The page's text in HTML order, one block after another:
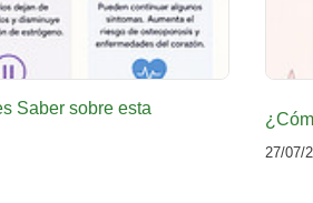
Saber sobre esta
27/07/